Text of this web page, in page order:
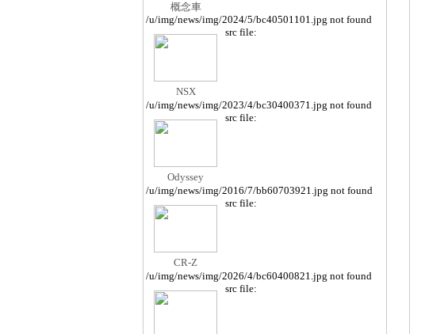
概念車
/u/img/news/img/2024/5/bc40501101.jpg not found
NSX
src file:
/u/img/news/img/2023/4/bc30400371.jpg not found
Odyssey
src file:
/u/img/news/img/2016/7/bb60703921.jpg not found
CR-Z
src file:
/u/img/news/img/2026/4/bc60400821.jpg not found
src file: